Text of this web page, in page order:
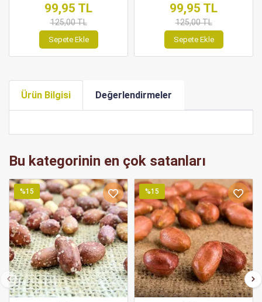
99,95 TL
125,00 TL
Sepete Ekle
99,95 TL
125,00 TL
Sepete Ekle
Ürün Bilgisi Değerlendirmeler
Bu kategorinin en çok satanları
%15 %15